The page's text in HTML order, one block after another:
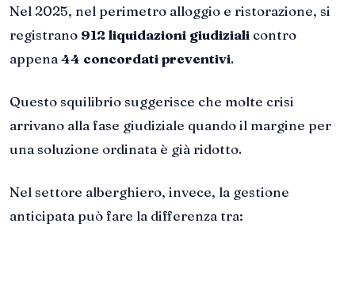
Nel 2025, nel perimetro alloggio e ristorazione, si
registrano 912 liquidazioni giudiziali contro
appena44 concordati preventivi.
Questo squilibrio suggerisce che molte crisi
arrivano alla fase giudiziale quando il margine per
una soluzione ordinata è già ridotto.
Nel settore alberghiero, invece, la gestione
anticipata può fare la differenza tra: